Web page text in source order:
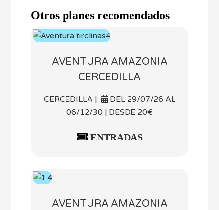
Otros planes recomendados
AVENTURA AMAZONIA
CERCEDILLA
CERCEDILLA |
DEL 29/07/26 AL
06/12/30 | DESDE 20€
ENTRADAS
AVENTURA AMAZONIA